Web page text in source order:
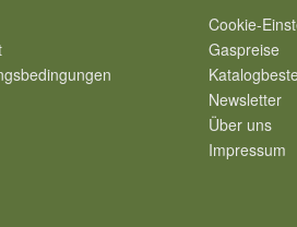
Cookie-
Gaspreise
Newsletter
Über uns
Impressum